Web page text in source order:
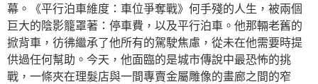
幕。《平行泊車維度：車位爭奪戰》何手殘的人生，被兩個
巨大的陰影籠罩著：停車費，以及平行泊車。他那輛老舊的
掀背車，彷彿繼承了他所有的駕駛焦慮，從未在他需要時提
供過任何幫助。今天，他面臨的是城市傳說中最恐怖的挑
戰，一條夾在理髮店與一間專賣金屬雕像的畫廊之間的窄